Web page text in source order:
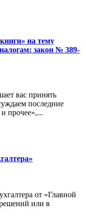
на тему
закон № 389-
вас принять
последние
прочее»,...
от «Главной
или в